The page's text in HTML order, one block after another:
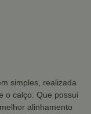
simples, realizada
o calço. Que possui
alinhamento